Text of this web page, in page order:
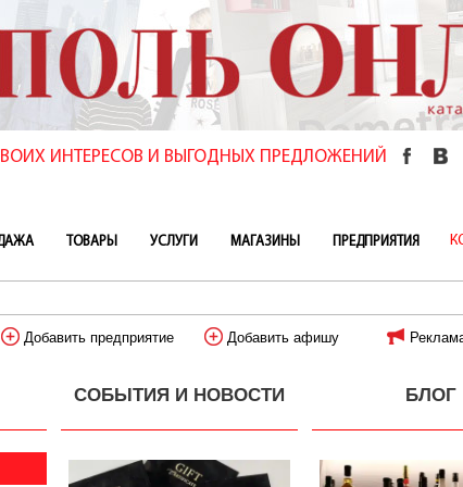
ИНТЕРЕСОВ И ВЫГОДНЫХ ПРЕДЛОЖЕНИЙ
ТОВАРЫ УСЛУГИ МАГАЗИНЫ ПРЕДПРИЯТИЯ
Добавить предприятие Добавить афишу
СОБЫТИЯ И НОВОСТИ БЛОГ